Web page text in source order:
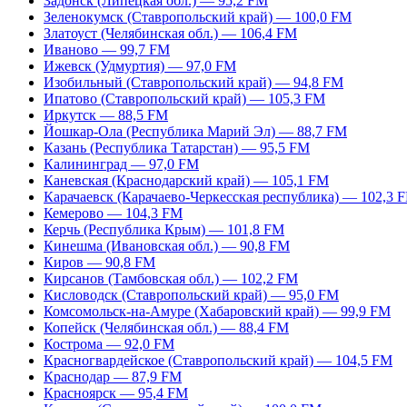
Зеленокумск (Ставропольский край) — 100,0 FM
Златоуст (Челябинская обл.) — 106,4 FM
Иваново — 99,7 FM
Ижевск (Удмуртия) — 97,0 FM
Изобильный (Ставропольский край) — 94,8 FM
Ипатово (Ставропольский край) — 105,3 FM
Иркутск — 88,5 FM
Йошкар-Ола (Республика Марий Эл) — 88,7 FM
Казань (Республика Татарстан) — 95,5 FM
Калининград — 97,0 FM
Каневская (Краснодарский край) — 105,1 FM
Карачаевск (Карачаево-Черкесская республика) — 102,3
Кемерово — 104,3 FM
Керчь (Республика Крым) — 101,8 FM
Кинешма (Ивановская обл.) — 90,8 FM
Киров — 90,8 FM
Кирсанов (Тамбовская обл.) — 102,2 FM
Кисловодск (Ставропольский край) — 95,0 FM
Комсомольск-на-Амуре (Хабаровский край) — 99,9 FM
Копейск (Челябинская обл.) — 88,4 FM
Кострома — 92,0 FM
Красногвардейское (Ставропольский край) — 104,5 FM
Краснодар — 87,9 FM
Красноярск — 95,4 FM